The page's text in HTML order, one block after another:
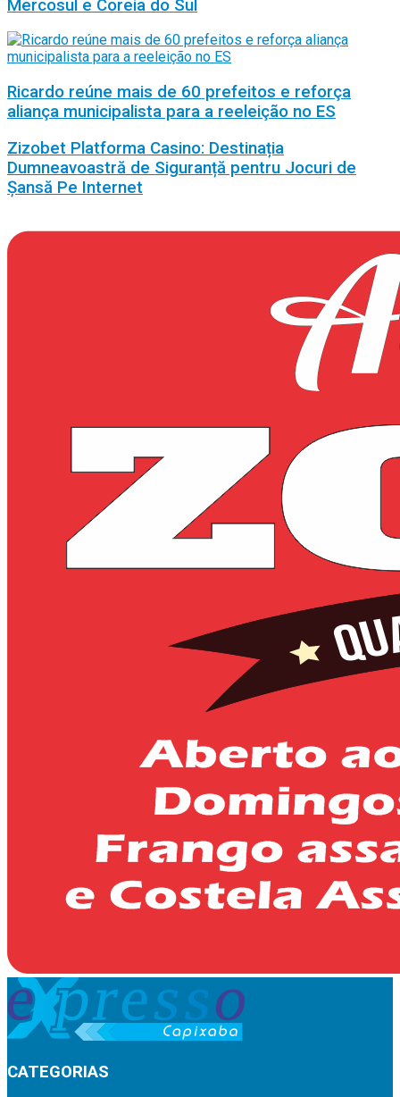
Mercosul e Coreia do Sul
Ricardo reúne mais de 60 prefeitos e reforça
aliança municipalista para a reeleição no ES
Zizobet Platforma Casino: Destinația
Dumneavoastră de Siguranță pentru Jocuri de
Șansă Pe Internet
CATEGORIAS